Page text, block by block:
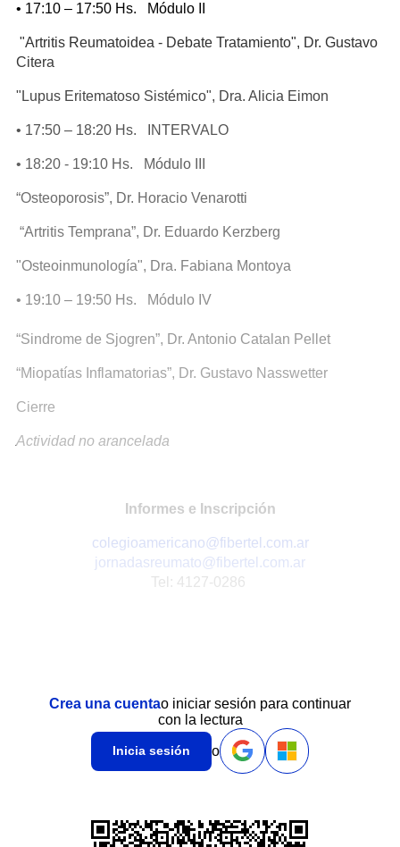
• 17:10 – 17:50 Hs. Módulo II
"Artritis Reumatoidea - Debate Tratamiento", Dr. Gustavo
Citera
"Lupus Eritematoso Sistémico", Dra. Alicia Eimon
• 17:50 – 18:20 Hs. INTERVALO
• 18:20 - 19:10 Hs. Módulo III
“Osteoporosis”, Dr. Horacio Venarotti
“Artritis Temprana”, Dr. Eduardo Kerzberg
"Osteoinmunología", Dra. Fabiana Montoya
• 19:10 – 19:50 Hs. Módulo IV
“Sindrome de Sjogren”, Dr. Antonio Catalan Pellet
“Miopatías Inflamatorias”, Dr. Gustavo Nasswetter
Cierre
Actividad no arancelada
Informes e Inscripción
colegioamericano@fibertel.com.ar
jornadasreumato@fibertel.com.ar
Tel: 4127-0286
Crea una cuentao iniciar sesión para continuar
con la lectura
Inicia sesión o